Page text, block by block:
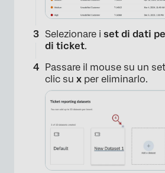
Selezionare i set di dati
di ticket.
Passare il mouse su un
clic su x per eliminarlo.